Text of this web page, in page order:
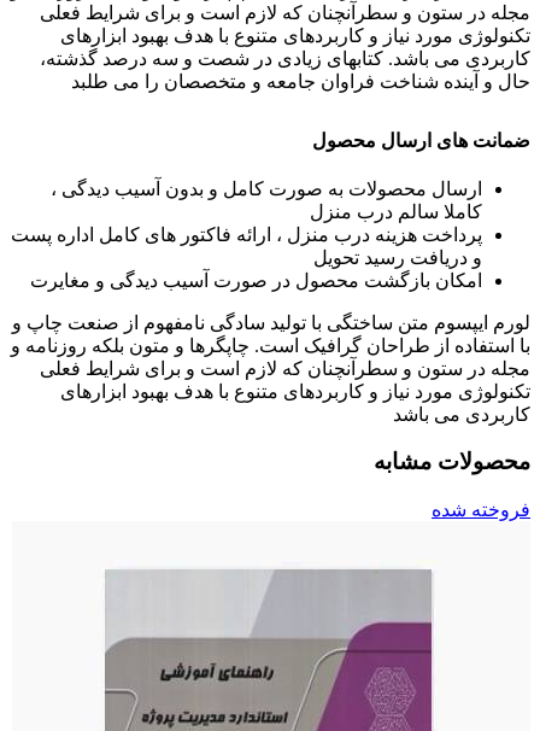
مجله در ستون و سطرآنچنان که لازم است و برای شرایط فعلی
تکنولوژی مورد نیاز و کاربردهای متنوع با هدف بهبود ابزارهای
کاربردی می باشد. کتابهای زیادی در شصت و سه درصد گذشته،
حال و آینده شناخت فراوان جامعه و متخصصان را می طلبد
ضمانت های ارسال محصول
ارسال محصولات به صورت کامل و بدون آسیب دیدگی ،
کاملا سالم درب منزل
پرداخت هزینه درب منزل ، ارائه فاکتور های کامل اداره پست
و دریافت رسید تحویل
امکان بازگشت محصول در صورت آسیب دیدگی و مغایرت
لورم ایپسوم متن ساختگی با تولید سادگی نامفهوم از صنعت چاپ و
با استفاده از طراحان گرافیک است. چاپگرها و متون بلکه روزنامه و
مجله در ستون و سطرآنچنان که لازم است و برای شرایط فعلی
تکنولوژی مورد نیاز و کاربردهای متنوع با هدف بهبود ابزارهای
کاربردی می باشد
محصولات مشابه
فروخته شده